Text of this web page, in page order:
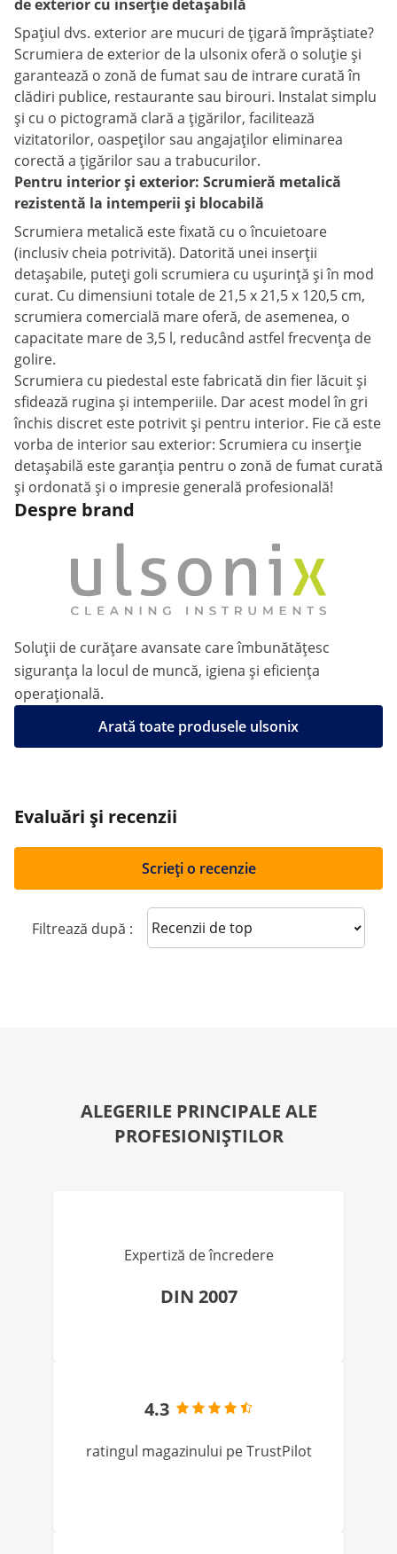
de exterior cu inserție detașabilă
Spațiul dvs. exterior are mucuri de țigară împrăștiate?
Scrumiera de exterior de la ulsonix oferă o soluție și
garantează o zonă de fumat sau de intrare curată în
clădiri publice, restaurante sau birouri. Instalat simplu
și cu o pictogramă clară a țigărilor, facilitează
vizitatorilor, oaspeților sau angajaților eliminarea
corectă a țigărilor sau a trabucurilor.
Pentru interior și exterior: Scrumieră metalică
rezistentă la intemperii și blocabilă
Scrumiera metalică este fixată cu o încuietoare
(inclusiv cheia potrivită). Datorită unei inserții
detașabile, puteți goli scrumiera cu ușurință și în mod
curat. Cu dimensiuni totale de 21,5 x 21,5 x 120,5 cm,
scrumiera comercială mare oferă, de asemenea, o
capacitate mare de 3,5 l, reducând astfel frecvența de
golire.
Scrumiera cu piedestal este fabricată din fier lăcuit și
sfidează rugina și intemperiile. Dar acest model în gri
închis discret este potrivit și pentru interior. Fie că este
vorba de interior sau exterior: Scrumiera cu inserție
detașabilă este garanția pentru o zonă de fumat curată
și ordonată și o impresie generală profesională!
Despre brand
Soluții de curățare avansate care îmbunătățesc
siguranța la locul de muncă, igiena și eficiența
operațională.
Arată toate produsele ulsonix
Evaluări și recenzii
Scrieți o recenzie
Filtrează după : Sort reviews
ALEGERILE PRINCIPALE ALE
PROFESIONIȘTILOR
Expertiză de încredere
DIN 2007
4.3
ratingul magazinului pe TrustPilot